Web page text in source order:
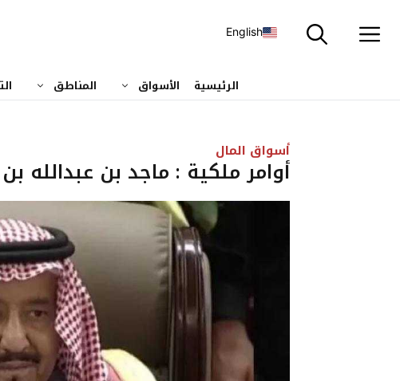
إلى
English
الرئيسية الأسواق المناطق
أسواق المال
أوامر ملكية : ماجد بن عبدالله